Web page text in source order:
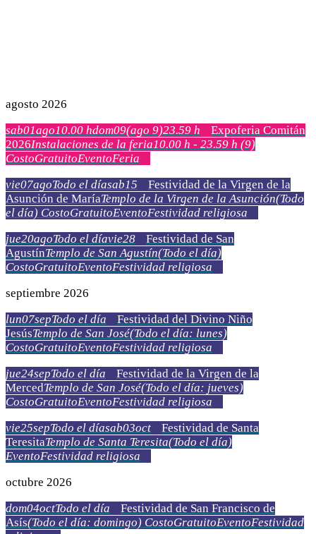
agosto 2026
sab01ago10.00 hdom09(ago 9)23.59 h
Expoferia Comitán
2026Instalaciones de la feria10.00 h - 23.59 h (9)
CostoGratuitoEventoFeria
vie07agoTodo el díasab15
Festividad de la Virgen de la
Asunción de MaríaTemplo de la Virgen de la Asunción(Todo
el día) CostoGratuitoEventoFestividad religiosa
jue20agoTodo el díavie28
Festividad de San
AgustínTemplo de San Agustín(Todo el día)
CostoGratuitoEventoFestividad religiosa
septiembre 2026
lun07sepTodo el día
Festividad del Divino Niño
JesúsTemplo de San José(Todo el día: lunes)
CostoGratuitoEventoFestividad religiosa
jue24sepTodo el día
Festividad de la Virgen de la
MercedTemplo de San José(Todo el día: jueves)
CostoGratuitoEventoFestividad religiosa
vie25sepTodo el díasab03oct
Festividad de Santa
TeresitaTemplo de Santa Teresita(Todo el día)
EventoFestividad religiosa
octubre 2026
dom04octTodo el día
Festividad de San Francisco de
Asís(Todo el día: domingo) CostoGratuitoEventoFestividad